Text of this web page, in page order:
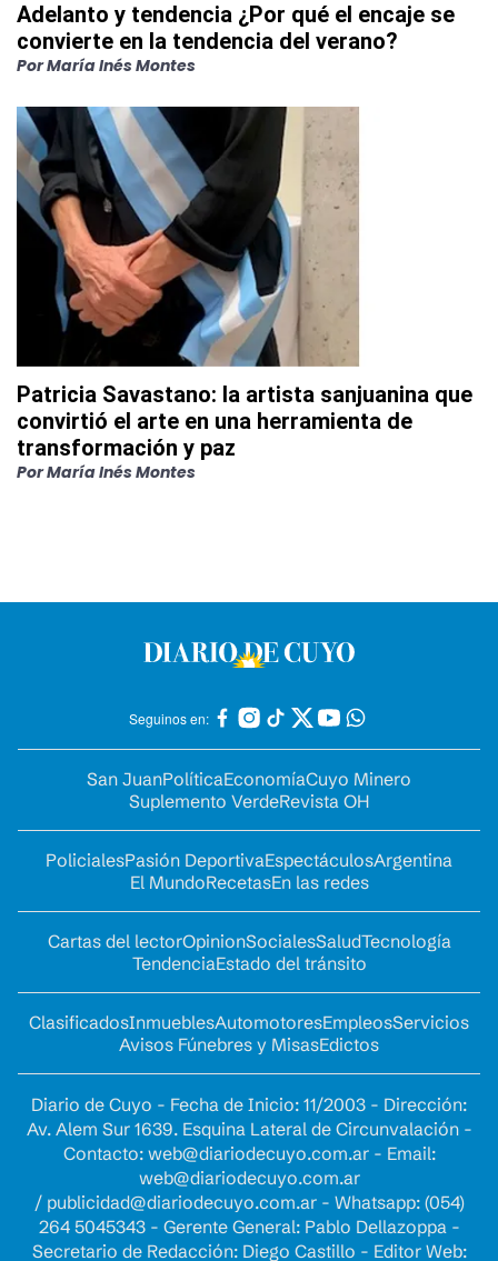
Adelanto y tendencia ¿Por qué el encaje se
convierte en la tendencia del verano?
PorMaría Inés Montes
Patricia Savastano: la artista sanjuanina que
convirtió el arte en una herramienta de
transformación y paz
PorMaría Inés Montes
Seguinos en:
San JuanPolíticaEconomíaCuyo Minero
Suplemento VerdeRevista OH
PolicialesPasión DeportivaEspectáculosArgentina
El MundoRecetasEn las redes
Cartas del lectorOpinionSocialesSaludTecnología
TendenciaEstado del tránsito
ClasificadosInmueblesAutomotoresEmpleosServicios
Avisos Fúnebres y MisasEdictos
Diario de Cuyo - Fecha de Inicio: 11/2003 - Dirección:
Av. Alem Sur 1639. Esquina Lateral de Circunvalación -
Contacto: web@diariodecuyo.com.ar- Email:
web@diariodecuyo.com.ar
/ publicidad@diariodecuyo.com.ar- Whatsapp: (054)
264 5045343 - Gerente General: Pablo Dellazoppa -
Secretario de Redacción: Diego Castillo - Editor Web: